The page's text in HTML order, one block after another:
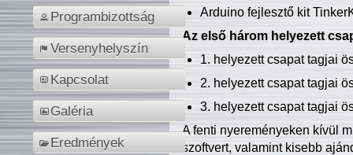
Programbizottság
Versenyhelyszín
Kapcsolat
Galéria
Eredmények
Arduino fejlesztő kit
Az első három helyezett
1. helyezett csapat tagjai
2. helyezett csapat tagjai
3. helyezett csapat tagjai
A fenti nyereményeken kívül
szoftvert, valamint kisebb